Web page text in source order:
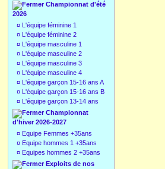
Championnat d'été
2026
¤ L'équipe féminine 1
¤ L'équipe féminine 2
¤ L'équipe masculine 1
¤ L'équipe masculine 2
¤ L'équipe masculine 3
¤ L'équipe masculine 4
¤ L'équipe garçon 15-16 ans A
¤ L'équipe garçon 15-16 ans B
¤ L'équipe garçon 13-14 ans
Championnat
d'hiver 2026-2027
¤ Equipe Femmes +35ans
¤ Equipe hommes 1 +35ans
¤ Equipes hommes 2 +35ans
Exploits de nos